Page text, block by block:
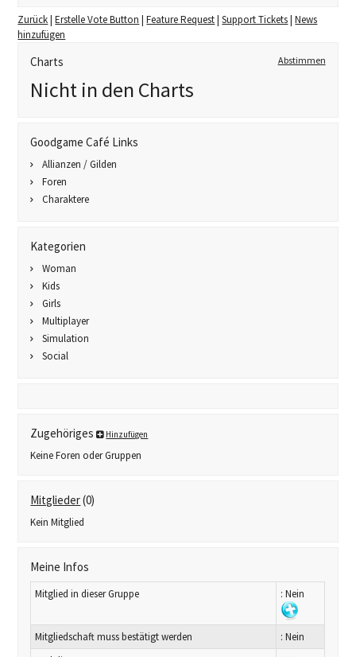
Zurück|Erstelle Vote Button |Feature Request|Support Tickets|News
hinzufügen
Charts Abstimmen
Nicht in den Charts
Goodgame Café Links
Allianzen / Gilden
Foren
Charaktere
Kategorien
Woman
Kids
Girls
Multiplayer
Simulation
Social
Zugehöriges Hinzufügen
Keine Foren oder Gruppen
Mitglieder(0)
Kein Mitglied
Meine Infos
Mitglied in dieser Gruppe : Nein
Mitgliedschaft muss bestätigt werden
: Nein